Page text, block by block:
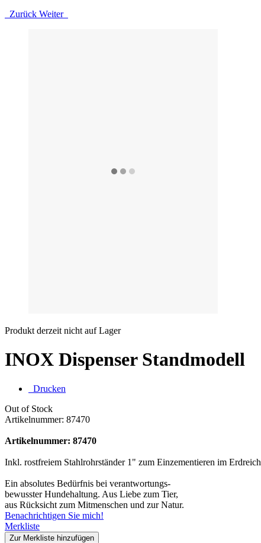
Zurück Weiter
Produkt derzeit nicht auf Lager
INOX Dispenser Standmodell
Drucken
Out of Stock
Artikelnummer: 87470
Artikelnummer: 87470
Inkl. rostfreiem Stahlrohrständer 1" zum Einzementieren im Erdreich
Ein absolutes Bedürfnis bei verantwortungs-
bewusster Hundehaltung. Aus Liebe zum Tier,
aus Rücksicht zum Mitmenschen und zur Natur.
Benachrichtigen Sie mich!
Merkliste
Zur Merkliste hinzufügen